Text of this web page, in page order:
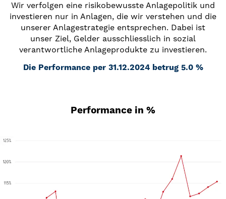
Wir verfolgen eine risikobewusste Anlagepolitik und
investieren nur in Anlagen, die wir verstehen und die
unserer Anlagestrategie entsprechen. Dabei ist
unser Ziel, Gelder ausschliesslich in sozial
verantwortliche Anlageprodukte zu investieren.
Die Performance per 31.12.2024 betrug 5.0 %
Performance in %